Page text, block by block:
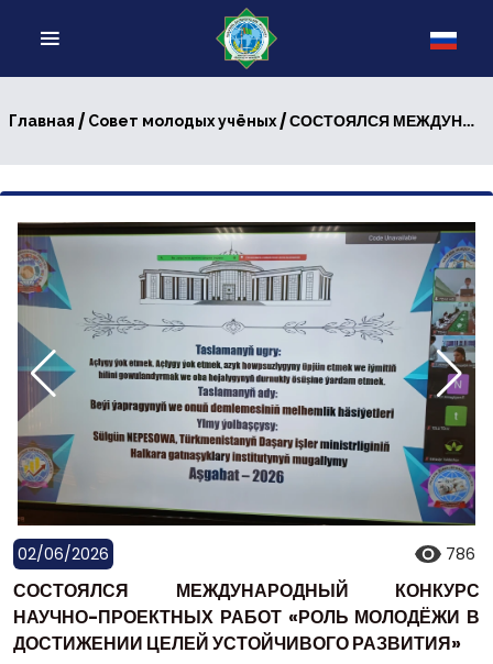
Главная / Совет молодых учёных/ СОСТОЯЛСЯ МЕЖДУНАРОДНЫЙ КОНКУРС НАУЧНО-ПРОЕКТНЫХ РАБОТ «РОЛЬ МОЛОДЁЖИ В ДОСТИЖЕНИИ ЦЕЛЕЙ УСТОЙЧИВОГО РАЗВИТИЯ»
02/06/2026 786
СОСТОЯЛСЯ МЕЖДУНАРОДНЫЙ КОНКУРС
НАУЧНО-ПРОЕКТНЫХ РАБОТ «РОЛЬ МОЛОДЁЖИ В
ДОСТИЖЕНИИ ЦЕЛЕЙ УСТОЙЧИВОГО РАЗВИТИЯ»